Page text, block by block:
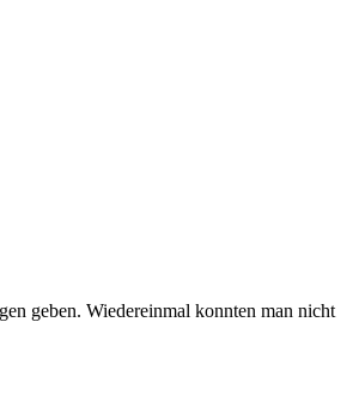
geben. Wiedereinmal konnten man nicht